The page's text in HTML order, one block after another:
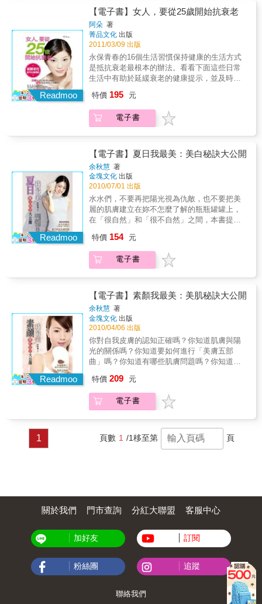
來想想，你選擇保養品的標準及知識從何而
來？保養的最大問題是我們「不知道該相信
誰」。由各家廠商打造出來的保養彩妝和醫美
觀念眾說紛云，到最後，我們還是只能相信自
己。相信自己肌膚的觸感，感受肌膚最原始的
狀態，正視斑點和皺紋想提醒我們改掉的生活
惡習，體會肌膚真正的需要。跟著十年來最受
消費者信賴、信譽卓著的邱品齊醫師，從現在
開始重新認識你的肌膚，了解其內涵與價值，
掌握９大保養心法，幸福美肌輕而易舉！
OUT，天然食材 IN！●姣好容顏：黑糖去角
質、當歸淡斑美白、甜酒釀打敗粗大毛孔、馬
鈴薯除皺、薑蜜茶喝出蘋果肌……。●明眸皓
齒：桑椹明目固齒、橄欖油美白牙齒、鼠尾草
潔淨口腔、蓖麻油養出飛揚濃睫毛……。●柔嫩
手腳：活性碳粉美白手足、玫瑰細緻雙手、椰
子油抗菌防黴、瓊崖海棠油戰勝惱人的靜脈曲
張！……。●緊實腰腹：海帶提振腰腹肌、黑豆
瘦小腹、冬瓜去浮腫、咖啡撫橘皮、薑黃淡斑
生黑髮、桑葉護髮絲、茶花籽油防白髮、啤酒
潤髮絲……。更多廚房裡吃喝塗抹的妙方，讓
你簡單變美麗！
Readmoo
【電子書】女人，要從25歲開始抗衰老
阿朵 著
菁品文化 出版
2011/03/09 出版
永保青春的16個生活習慣保持健康的生活方式
是抵抗衰老最根本的辦法。看看下面這些日常
生活中有助於延緩衰老的健康提示，並及時地
麼可怕，妳也可以減緩它的腳步。擁有樂觀的
情緒快樂是年輕的源泉，以積極樂觀的態度面
對生活，不僅可以使妳保持一種年輕的心態，
平衡，有振奮精神、益智安神、減緩衰老的作
用。合理地釋放壓力緊張和壓力會產生一種破
壞免疫系統功能的有毒物質，減弱妳抵抗疾病
的能力。如果長期不能緩解，還會導致高血壓
和心血管疾病，並出現早衰現象。因此，當遇
到壓力和煩惱的時候，一定要找個適合自己的
方式來宣洩一下，達到內心的平衡狀態。妳可
以選擇在健身房裡揮汗如雨的運動，讓積聚的
壓力和煩惱暢快淋漓地隨著汗水排出體外；或
揚的音符散盡。保證充足的睡眠每天7小時優質
的睡眠，能讓身體自然產生出更多的成長荷爾
蒙，而成長荷爾蒙是抗老化最重要的化學成
證在午夜12點以前進入夢鄉。因為，從午夜12
時起就是第二天的開始，睡得太晚，不僅會阻
礙身體的自我修復，還「透支」了第二天的休
息時間，長此下去，會加快精力的虛耗，也就
加速了衰老的進程。控制妳的體重中年發胖是
很多女性共有的問題，但妳一定要將自己的體
重控制在一個正常的範圍之內。因為肥胖會使
化，還容易誘發糖尿病、高血壓等慢性病。妳
可以透過很多方法來阻止肥胖對自己生活的影
響，比如先制定一份切實可行的減重計畫，並
等等。保持每天的運動時間大多數人到40歲以
後，會減少30%～50%的運動量，這往往是人
程中，大量沉積的毒素從體內排出，可減少自
上班族每天都穿梭在家與辦公室之間，而長期
生活在這些氧氣不足的環境裡，只會使自由基
吹吹風、爬爬山，或在露天的場地打打網球、
羽毛球等。這樣的戶外活動，能夠增加人的肺
活量，促進新陳代謝和血液循環，增強抗病能
力，同時可以減輕壓力，充滿活力。不要再蹺
特價 195 元
電子書
Readmoo
【電子書】夏日我最美：美白秘訣大公開
余秋慧 著
金塊文化 出版
2010/07/01 出版
水水們，不要再把陽光視為仇敵，也不要把美
麗的肌膚建立在妳不怎麼了解的瓶瓶罐罐上，
在「很自然」和「很不自然」之間，本書提供
心來打造一身白皙！本書精彩內容：．全方位
美白－－間防曬，夜間美白．鎮靜、保濕、抗
氧化，終結夏日美白殺手！．美白動手來－－
環保又健康的天然美白秘方
特價 154 元
電子書
Readmoo
【電子書】素顏我最美：美肌秘訣大公開
余秋慧 著
金塊文化 出版
2010/04/06 出版
你對自我皮膚的認知正確嗎？你知道肌膚與陽
光的關係嗎？你知道要如何進行「美膚五部
曲」嗎？你知道有哪些肌膚問題嗎？你知道肌
的容顏，就跟著美肌達人余秋慧老師，一起解
開最新、最正確、最實用的美肌秘訣！ 美
女們，請拋開瓶瓶罐罐的迷思，用最簡單正確
你雕琢得更有成熟美。
特價 209 元
電子書
1 頁數 1 /1移至第 頁
關於我們 門市查詢 分紅大聯盟 客服中心
加好友 訂閱
粉絲團 追蹤
聯絡我們